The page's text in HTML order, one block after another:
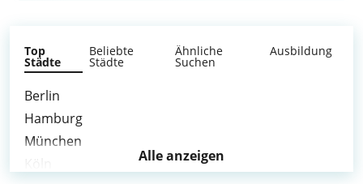
Top
Städte
Beliebte
Städte
Ähnliche
Suchen
Ausbildung
Berlin
Hamburg
München
Alle anzeigen